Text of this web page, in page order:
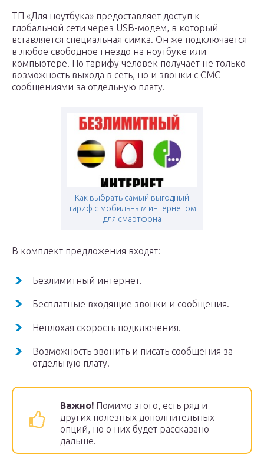
ТП «Для ноутбука» предоставляет доступ к
глобальной сети через USB-модем, в который
вставляется специальная симка. Он же подключается
в любое свободное гнездо на ноутбуке или
компьютере. По тарифу человек получает не только
возможность выхода в сеть, но и звонки с СМС-
сообщениями за отдельную плату.
Как выбрать самый выгодный
тариф с мобильным интернетом
для смартфона
В комплект предложения входят:
Безлимитный интернет.
Бесплатные входящие звонки и сообщения.
Неплохая скорость подключения.
Возможность звонить и писать сообщения за
отдельную плату.
Важно! Помимо этого, есть ряд и
других полезных дополнительных
опций, но о них будет рассказано
дальше.